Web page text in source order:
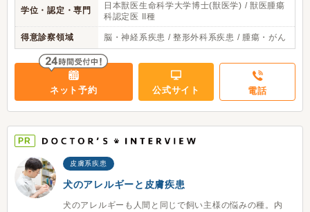
学位・認定・専門
日本獣医生命科学大学博士(獣医学) / 獣医腫瘍
科認定医 II種
得意診察領域 脳・神経系疾患 / 整形外科系疾患 / 腫瘍・がん
ネット予約 公式サイト 電話
PR
皮膚系疾患
犬のアレルギーと皮膚疾患
犬のアレルギーも人間と同じで飼い主様の悩みの種。内